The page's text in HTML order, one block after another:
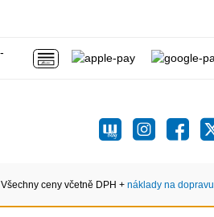
Všechny ceny včetně DPH + náklady na dopravu